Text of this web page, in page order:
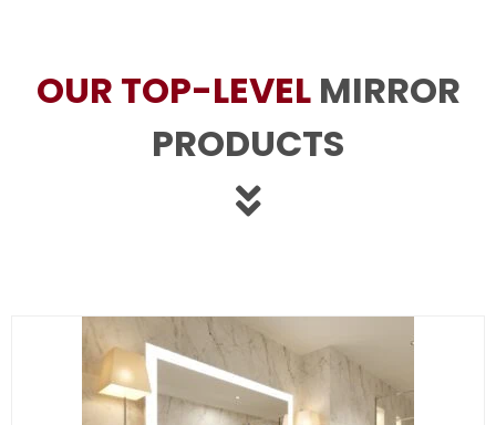
OUR TOP-LEVEL MIRROR
PRODUCTS